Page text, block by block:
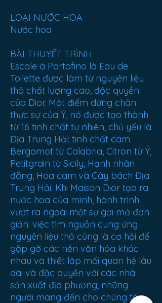
LOẠI NƯỚC HOA
Nước hoa
BÀI THUYẾT TRÌNH
Escale à Portofino là Eau de
Toilette được làm từ nguyên liệu
thô chất lượng cao, độc quyền
của Dior. Một điểm dừng chân
thực sự của Ý, nó được tạo thành
từ 16 tinh chất tự nhiên, chủ yếu là
Địa Trung Hải: tinh chất cam
Bergamot từ Calabria, Citron từ Ý,
Petitgrain từ Sicily, Hạnh nhân
đắng, Hoa cam và Cây bách Địa
Trung Hải. Khi Maison Dior tạo ra
nước hoa của mình, hành trình
vượt ra ngoài một sự gợi mở đơn
giản: việc tìm nguồn cung ứng
nguyên liệu thô cũng là cơ hội để
gặp gỡ các nền văn hóa khác
nhau và thiết lập mối quan hệ lâu
dài và đặc quyền với các nhà
sản xuất địa phương, những
người mang đến cho chúng tôi